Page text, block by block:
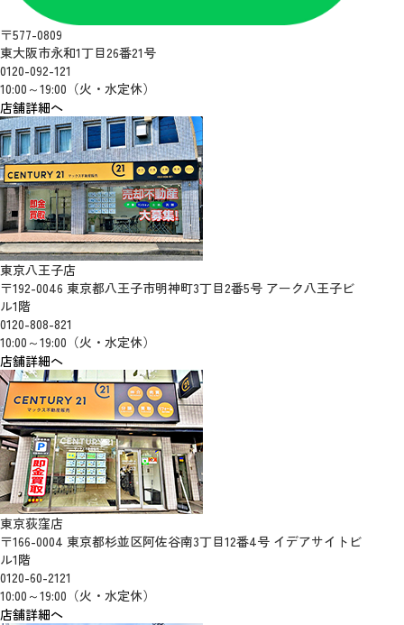
〒577-0809
東大阪市永和1丁目26番21号
0120-092-121
10:00～19:00（火・水定休）
店舗詳細へ
東京八王子店
〒192-0046 東京都八王子市明神町3丁目2番5号 アーク八王子ビ
ル1階
0120-808-821
10:00～19:00（火・水定休）
店舗詳細へ
東京荻窪店
〒166-0004 東京都杉並区阿佐谷南3丁目12番4号 イデアサイトビ
ル1階
0120-60-2121
10:00～19:00（火・水定休）
店舗詳細へ